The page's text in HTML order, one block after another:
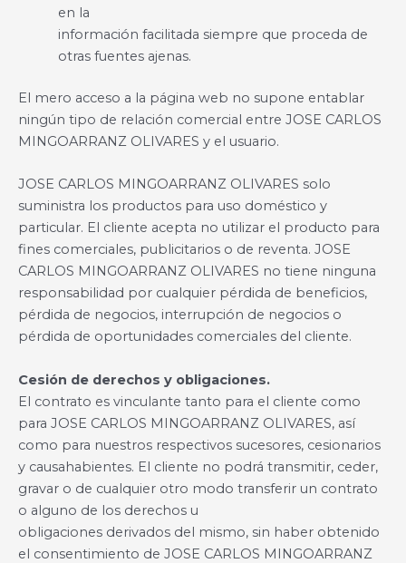
en la
información facilitada siempre que proceda de
otras fuentes ajenas.
El mero acceso a la página web no supone entablar
ningún tipo de relación comercial entre JOSE CARLOS
MINGOARRANZ OLIVARES y el usuario.
JOSE CARLOS MINGOARRANZ OLIVARES solo
suministra los productos para uso doméstico y
particular. El cliente acepta no utilizar el producto para
fines comerciales, publicitarios o de reventa. JOSE
CARLOS MINGOARRANZ OLIVARES no tiene ninguna
responsabilidad por cualquier pérdida de beneficios,
pérdida de negocios, interrupción de negocios o
pérdida de oportunidades comerciales del cliente.
Cesión de derechos y obligaciones.
El contrato es vinculante tanto para el cliente como
para JOSE CARLOS MINGOARRANZ OLIVARES, así
como para nuestros respectivos sucesores, cesionarios
y causahabientes. El cliente no podrá transmitir, ceder,
gravar o de cualquier otro modo transferir un contrato
o alguno de los derechos u
obligaciones derivados del mismo, sin haber obtenido
el consentimiento de JOSE CARLOS MINGOARRANZ